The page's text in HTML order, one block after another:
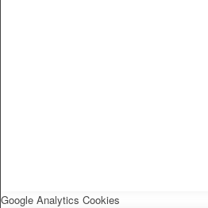
Google Analytics Cookies